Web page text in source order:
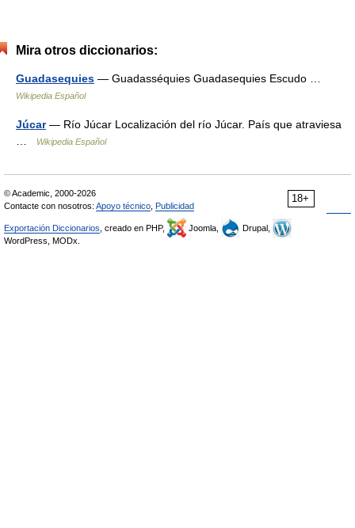
Mira otros diccionarios:
Guadasequies — Guadasséquies Guadasequies Escudo …
Wikipedia Español
Júcar— Río Júcar Localización del río Júcar. País que atraviesa
Wikipedia Español
18+
© Academic, 2000-2026
Contacte con nosotros: Apoyo técnico Publicidad
Exportación Diccionarios , creado en PHP, Joomla,
Drupal,
WordPress, MODx.